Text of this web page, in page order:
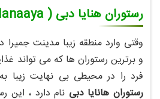
رستوران هنایا دبی ( Hanaaya )
وقتی وارد منطقه زیبا مدینت
و برترین رستوران ها که می تواند
فرد را در محیطی بی نهایت زیبا
رستوران هانایا دبی نام دارد ، این